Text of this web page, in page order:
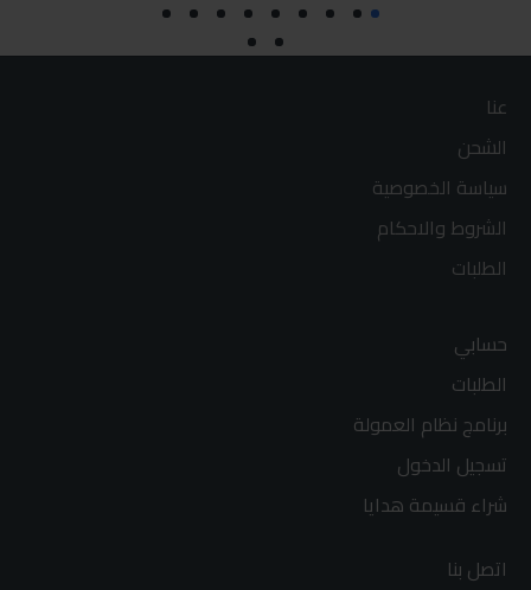
عنا
الشحن
سياسة الخصوصية
الشروط والاحكام
الطلبات
حسابي
الطلبات
برنامج نظام العمولة
تسجيل الدخول
شراء قسيمة هدايا
اتصل بنا